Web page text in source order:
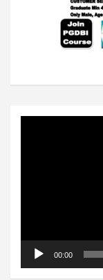
00:00